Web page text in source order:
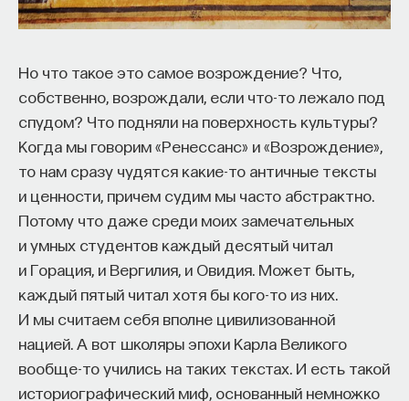
Но что такое это самое возрождение? Что,
собственно, возрождали, если что-то лежало под
спудом? Что подняли на поверхность культуры?
Когда мы говорим «Ренессанс» и «Возрождение»,
то нам сразу чудятся какие-то античные тексты
и ценности, причем судим мы часто абстрактно.
Потому что даже среди моих замечательных
и умных студентов каждый десятый читал
и Горация, и Вергилия, и Овидия. Может быть,
каждый пятый читал хотя бы кого-то из них.
И мы считаем себя вполне цивилизованной
нацией. А вот школяры эпохи Карла Великого
вообще-то учились на таких текстах. И есть такой
историографический миф, основанный немножко
НАУКА
НАУКА ЖУРНАЛ
ФИЛОСОФСКИЙ ПОИСК: НАЧАЛА